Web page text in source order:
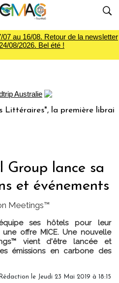
au 16/08. Retour de la newsletter
08/2026. Bel été !
la première librairie du
Group lance sa
et événements
Meetings™
ses hôtels pour leur
offre MICE. Une nouvelle
vient d'être lancée et
émissions en carbone des
le Jeudi 23 Mai 2019 à 18:15